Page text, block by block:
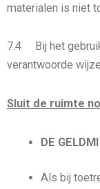
materialen is niet
7.4 Bij het
verantwoorde
Sluit de ruimte
DE
Als bij